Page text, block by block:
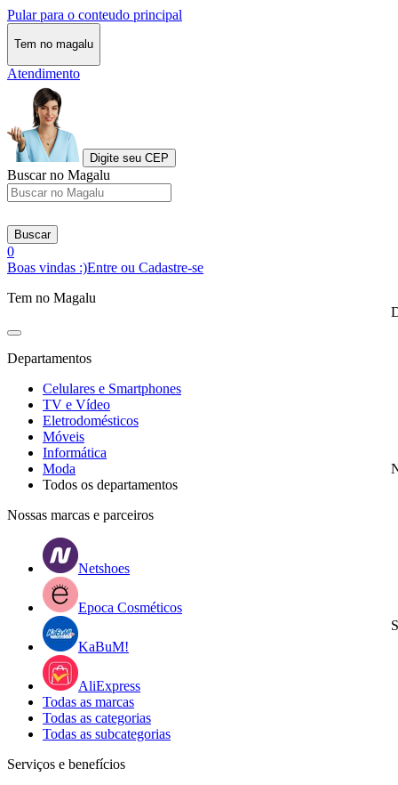
Pular para o conteudo principal
Tem no magalu
Atendimento
Digite seu CEP
Buscar no Magalu
Buscar
0
Boas vindas :)Entre ou Cadastre-se
Tem no Magalu
Departamentos
Celulares e Smartphones
TV e Vídeo
Eletrodomésticos
Móveis
Informática
Moda
Todos os departamentos
Nossas marcas e parceiros
Netshoes
Epoca Cosméticos
KaBuM!
AliExpress
Todas as marcas
Todas as categorias
Todas as subcategorias
Serviços e benefícios